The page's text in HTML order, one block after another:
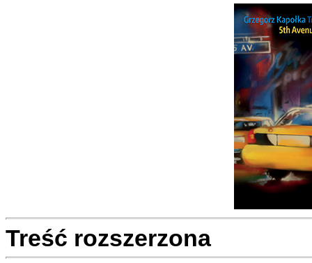
Treść rozszerzona